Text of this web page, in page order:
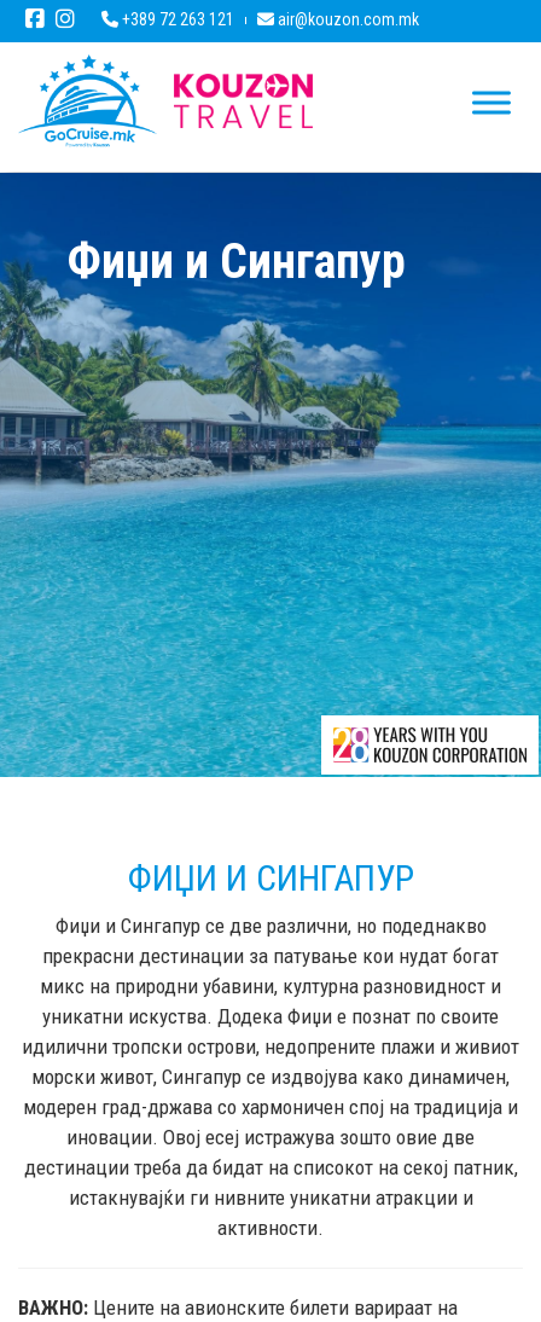
+389 72 263 121 air@kouzon.com.mk
Фиџи и Сингапур
ФИЏИ И СИНГАПУР
Фиџи и Сингапур се две различни, но подеднакво
прекрасни дестинации за патување кои нудат богат
микс на природни убавини, културна разновидност и
уникатни искуства. Додека Фиџи е познат по своите
идилични тропски острови, недопрените плажи и живиот
морски живот, Сингапур се издвојува како динамичен,
модерен град-држава со хармоничен спој на традиција и
иновации. Овој есеј истражува зошто овие две
дестинации треба да бидат на списокот на секој патник,
истакнувајќи ги нивните уникатни атракции и
активности.
ВАЖНО: Цените на авионските билети варираат на